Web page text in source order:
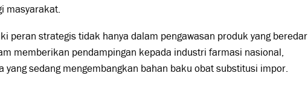
masyarakat.
peran strategis tidak hanya dalam pengawasan produk yang beredar
memberikan pendampingan kepada industri farmasi nasional,
yang sedang mengembangkan bahan baku obat substitusi impor.